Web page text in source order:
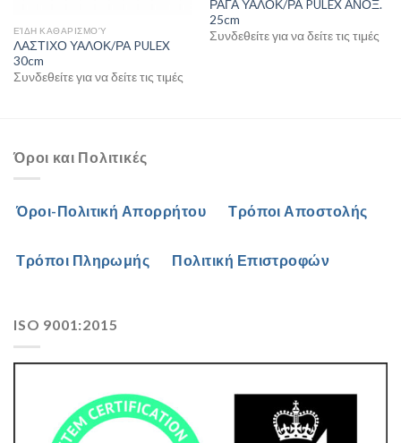
ΕΊΔΗ ΚΑΘΑΡΙΣΜΟΎ
ΛΑΣΤΙΧΟ ΥΑΛΟΚ/ΡΑ PULEX
30cm
Συνδεθείτε για να δείτε τις τιμές
ΡΑΓΑ ΥΑΛΟΚ/ΡΑ PULEX ΑΝΟΞ.
25cm
Συνδεθείτε για να δείτε τις τιμές
Όροι και Πολιτικές
Όροι-Πολιτική Απορρήτου Τρόποι Αποστολής
Τρόποι Πληρωμής Πολιτική Επιστροφών
ISO 9001:2015